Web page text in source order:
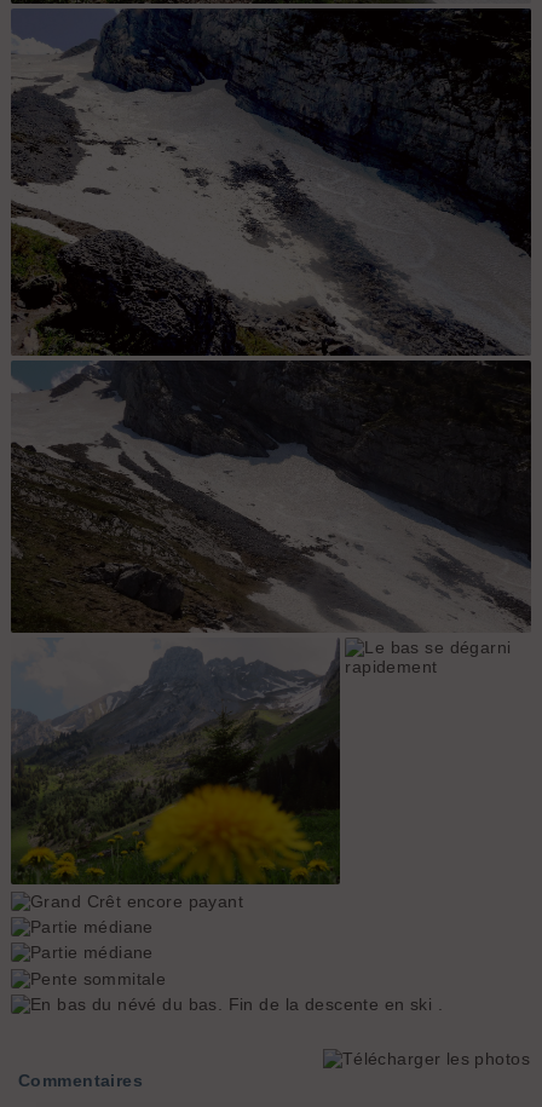
névé du bas rive gauche vu du chemin d'été trace de Freevernes
névé du bas rive gauche
haut du névé du bas
Combe de Paccaly
Pente sommitale
Commentaires